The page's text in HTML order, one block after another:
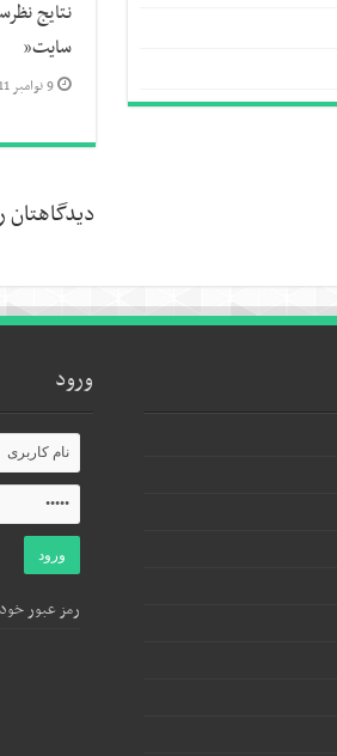
نتایج
سایت”
9 نوامبر 2011
دیدگاهتان
ورود
رمز عبور